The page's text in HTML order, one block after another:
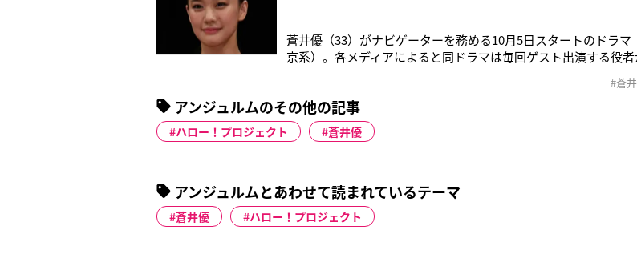
蒼井優（33）がナビゲーターを務める10月5日スタートのドラ
京系）。各メディアによると同ドラマは毎回ゲスト出演する役
のアイドルグループ・アンジュルムが担当するとも報じられて
う。実はファンの間でも、蒼井
#蒼
アンジュルムのその他の記事
ハロー！プロジェクト 蒼井優
アンジュルムとあわせて読まれているテーマ
蒼井優 ハロー！プロジェクト